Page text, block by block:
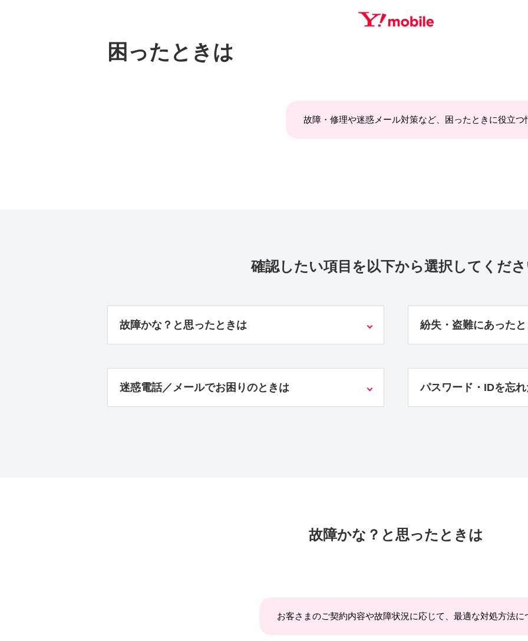
困ったときは
故障・修理や迷惑メール対策など、困ったときに役立つ
確認したい項目を 以下から選択してくだ
故障かな？と思ったときは 紛失・盗難にあった
迷惑電話／メールでお困りのときは パスワード・IDを忘
故障かな？と思ったときは
お客さまのご契約内容や故障状況に応じて、最適な対処方法